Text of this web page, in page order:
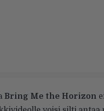
Bring Me the Horizon